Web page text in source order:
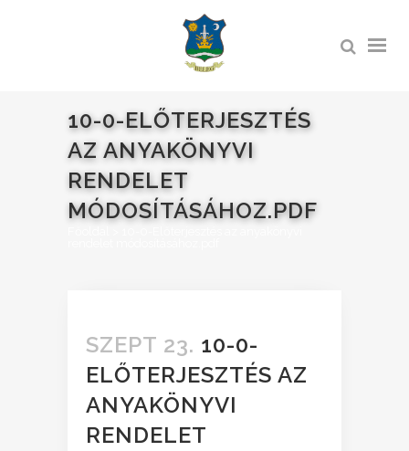
10-0-ELŐTERJESZTÉS
AZ ANYAKÖNYVI
RENDELET
MÓDOSÍTÁSÁHOZ.PDF
SZEPT 23. 10-0-
ELŐTERJESZTÉS AZ
ANYAKÖNYVI
RENDELET